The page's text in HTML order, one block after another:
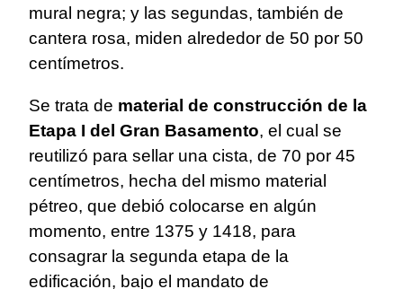
mural negra; y las segundas, también de
cantera rosa, miden alrededor de 50 por 50
centímetros.
Se trata de material de construcción de la
Etapa I del Gran Basamento, el cual se
reutilizó para sellar una cista, de 70 por 45
centímetros, hecha del mismo material
pétreo, que debió colocarse en algún
momento, entre 1375 y 1418, para
consagrar la segunda etapa de la
edificación, bajo el mandato de